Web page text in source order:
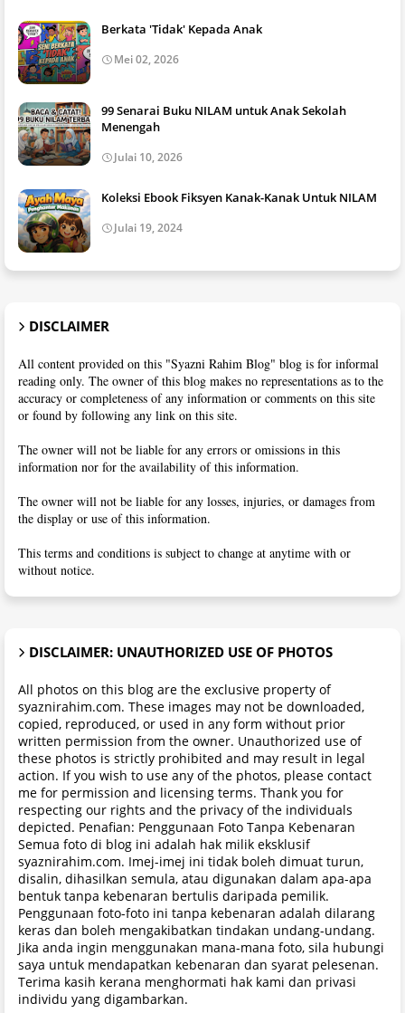
Berkata 'Tidak' Kepada Anak
Mei 02, 2026
99 Senarai Buku NILAM untuk Anak Sekolah
Menengah
Julai 10, 2026
Koleksi Ebook Fiksyen Kanak-Kanak Untuk NILAM
Julai 19, 2024
DISCLAIMER
All content provided on this "Syazni Rahim Blog" blog is for informal
reading only. The owner of this blog makes no representations as to the
accuracy or completeness of any information or comments on this site
or found by following any link on this site.
The owner will not be liable for any errors or omissions in this
information nor for the availability of this information.
The owner will not be liable for any losses, injuries, or damages from
the display or use of this information.
This terms and conditions is subject to change at anytime with or
without notice.
DISCLAIMER: UNAUTHORIZED USE OF PHOTOS
All photos on this blog are the exclusive property of
syaznirahim.com. These images may not be downloaded,
copied, reproduced, or used in any form without prior
written permission from the owner. Unauthorized use of
these photos is strictly prohibited and may result in legal
action. If you wish to use any of the photos, please contact
me for permission and licensing terms. Thank you for
respecting our rights and the privacy of the individuals
depicted. Penafian: Penggunaan Foto Tanpa Kebenaran
Semua foto di blog ini adalah hak milik eksklusif
syaznirahim.com. Imej-imej ini tidak boleh dimuat turun,
disalin, dihasilkan semula, atau digunakan dalam apa-apa
bentuk tanpa kebenaran bertulis daripada pemilik.
Penggunaan foto-foto ini tanpa kebenaran adalah dilarang
keras dan boleh mengakibatkan tindakan undang-undang.
Jika anda ingin menggunakan mana-mana foto, sila hubungi
saya untuk mendapatkan kebenaran dan syarat pelesenan.
Terima kasih kerana menghormati hak kami dan privasi
individu yang digambarkan.